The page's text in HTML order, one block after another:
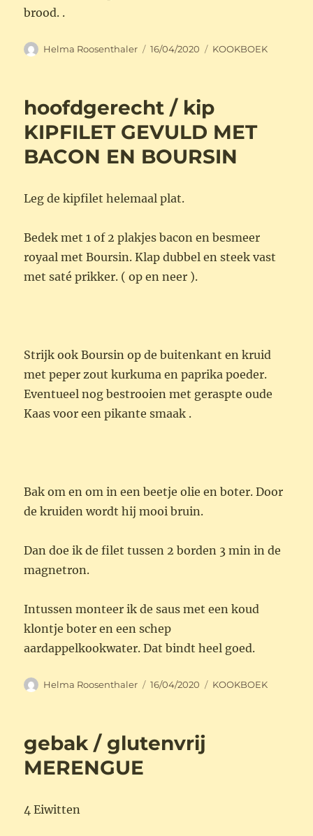
brood. .
Auteur
Helma Roosenthaler
Geplaatst
16/04/2020 Categorieën
KOOKBOEK
hoofdgerecht / kip
KIPFILET GEVULD MET
BACON EN BOURSIN
Leg de kipfilet helemaal plat.
Bedek met 1 of 2 plakjes bacon en besmeer
royaal met Boursin. Klap dubbel en steek vast
met saté prikker. ( op en neer ).
Strijk ook Boursin op de buitenkant en kruid
met peper zout kurkuma en paprika poeder.
Eventueel nog bestrooien met geraspte oude
Kaas voor een pikante smaak .
Bak om en om in een beetje olie en boter. Door
de kruiden wordt hij mooi bruin.
Dan doe ik de filet tussen 2 borden 3 min in de
magnetron.
Intussen monteer ik de saus met een koud
klontje boter en een schep
aardappelkookwater. Dat bindt heel goed.
Auteur
Helma Roosenthaler
Geplaatst
16/04/2020 Categorieën
KOOKBOEK
gebak / glutenvrij
MERENGUE
4 Eiwitten